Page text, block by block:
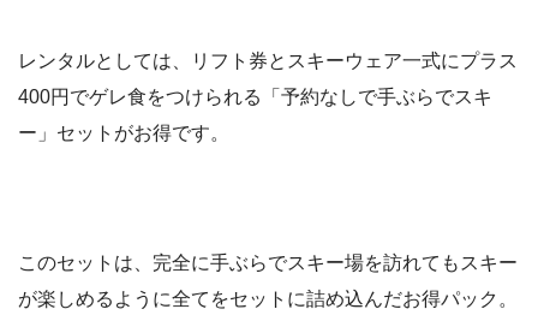
レンタルとしては、リフト券とスキーウェア一式にプラス
400円でゲレ食をつけられる「予約なしで手ぶらでスキ
ー」セットがお得です。
このセットは、完全に手ぶらでスキー場を訪れてもスキー
が楽しめるように全てをセットに詰め込んだお得パック。